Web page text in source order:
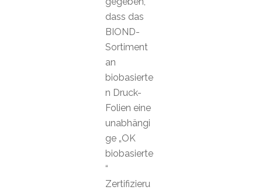
dass das
BIOND-
Sortiment
an
biobasierte
n Druck-
Folien eine
unabhängi
ge „OK
biobasierte
“
Zertifizieru